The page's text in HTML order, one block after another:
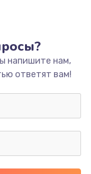
(домой)
напишите нам,
ответят вам!